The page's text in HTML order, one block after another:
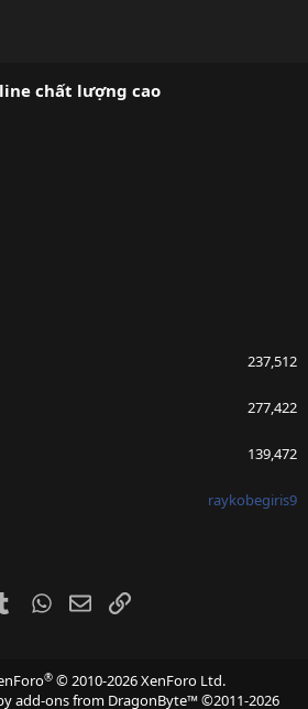
chất lượng cao
237,512
277,422
139,472
raykobegiris9
TumblrWhatsApp
EmailLink
® © 2010-2026 XenForo Ltd.
add-ons from DragonByte™©2011-2026